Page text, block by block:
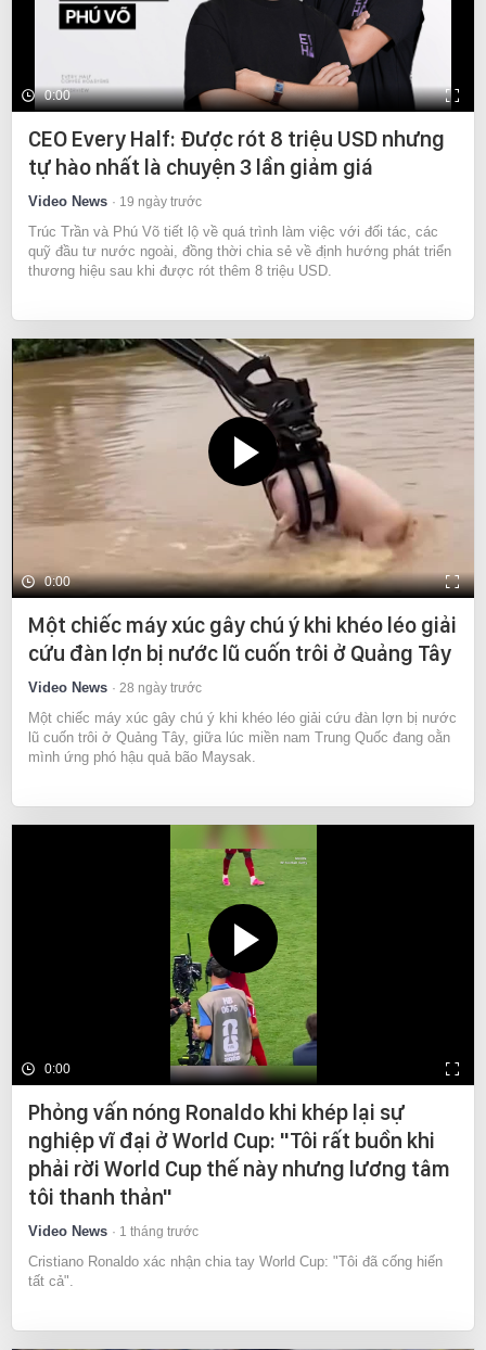
0:00
CEO Every Half: Được rót 8 triệu USD nhưng
tự hào nhất là chuyện 3 lần giảm giá
Video News 19 ngày trước
Trúc Trần và Phú Võ tiết lộ về quá trình làm việc với đối tác, các
quỹ đầu tư nước ngoài, đồng thời chia sẻ về định hướng phát triển
thương hiệu sau khi được rót thêm 8 triệu USD.
0:00
Một chiếc máy xúc gây chú ý khi khéo léo giải
cứu đàn lợn bị nước lũ cuốn trôi ở Quảng Tây
Video News 28 ngày trước
Một chiếc máy xúc gây chú ý khi khéo léo giải cứu đàn lợn bị nước
lũ cuốn trôi ở Quảng Tây, giữa lúc miền nam Trung Quốc đang oằn
mình ứng phó hậu quả bão Maysak.
0:00
Phỏng vấn nóng Ronaldo khi khép lại sự
nghiệp vĩ đại ở World Cup: "Tôi rất buồn khi
phải rời World Cup thế này nhưng lương tâm
tôi thanh thản"
Video News 1 tháng trước
Cristiano Ronaldo xác nhận chia tay World Cup: "Tôi đã cống hiến
tất cả".